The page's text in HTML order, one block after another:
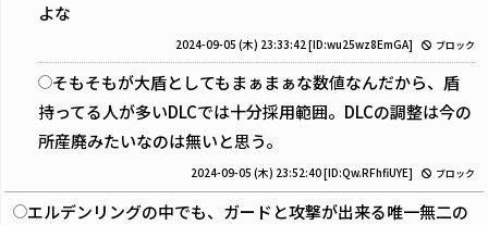
よな
2024-09-05 (木) 23:33:42[ID:wu25wz8EmGA] ブロック
そもそもが大盾としてもまぁまぁな数値なんだから、盾
持ってる人が多いDLCでは十分採用範囲。DLCの調整は今の
所産廃みたいなのは無いと思う。
2024-09-05 (木) 23:52:40[ID:Qw.RFhfiUYE] ブロック
エルデンリングの中でも、ガードと攻撃が出来る唯一無二の